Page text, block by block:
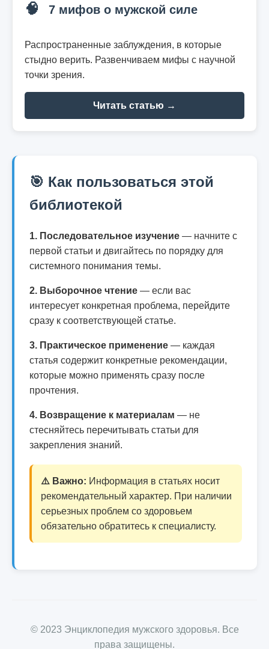
🧠 7 мифов о мужской силе
Распространенные заблуждения, в которые
стыдно верить. Развенчиваем мифы с научной
точки зрения.
Читать статью →
🎯 Как пользоваться этой
библиотекой
1. Последовательное изучение — начните с
первой статьи и двигайтесь по порядку для
системного понимания темы.
2. Выборочное чтение — если вас
интересует конкретная проблема, перейдите
сразу к соответствующей статье.
3. Практическое применение — каждая
статья содержит конкретные рекомендации,
которые можно применять сразу после
прочтения.
4. Возвращение к материалам — не
стесняйтесь перечитывать статьи для
закрепления знаний.
⚠️ Важно: Информация в статьях носит
рекомендательный характер. При наличии
серьезных проблем со здоровьем
обязательно обратитесь к специалисту.
© 2023 Энциклопедия мужского здоровья. Все
права защищены.